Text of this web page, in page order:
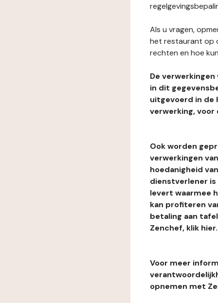
Als u vragen,
het restaurant op
rechten en hoe
De
in dit
uitgevoerd in de
verwerking, voor
Ook worden
verwerkingen
hoedanigheid
dienstverlener
levert waarmee
kan profiteren
betaling aan
Zenchef, klik hier.
Voor meer
opnemen met